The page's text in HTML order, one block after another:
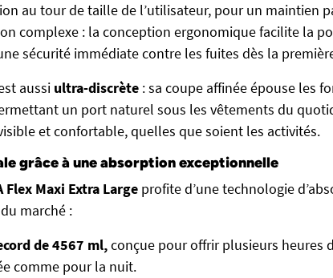
au tour de taille de l’utilisateur, pour un maintien
complexe : la conception ergonomique facilite la
sécurité immédiate contre les fuites dès la
aussi ultra-discrète : sa coupe affinée épouse les
un port naturel sous les vêtements du
et confortable, quelles que soient les activités.
grâce à une absorption exceptionnelle
Flex Maxi Extra Large profite d’une technologie
marché :
de 4567 ml,conçue pour offrir plusieurs heures
comme pour la nuit.